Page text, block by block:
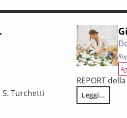
S. Turchetti
REPORT
Leggi...
Giovani e